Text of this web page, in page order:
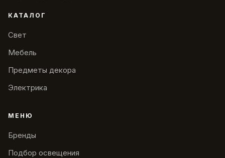
КАТАЛОГ
Свет
Мебель
Предметы декора
Электрика
МЕНЮ
Бренды
Подбор освещения